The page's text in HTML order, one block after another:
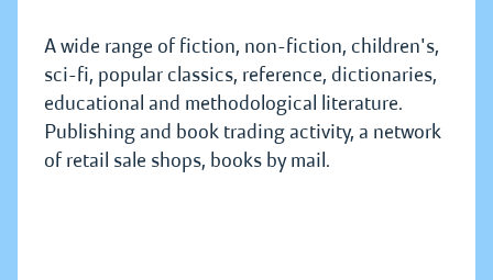
A wide range of fiction, non-fiction, children's,
sci-fi, popular classics, reference, dictionaries,
educational and methodological literature.
Publishing and book trading activity, a network
of retail sale shops, books by mail.